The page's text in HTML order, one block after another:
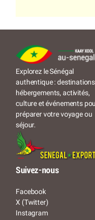
Explorez le Sénégal
authentique :
hébergements, activités,
culture et événements
préparer votre voyage ou
séjour.
Suivez-nous
Facebook
X (Twitter)
Instagram